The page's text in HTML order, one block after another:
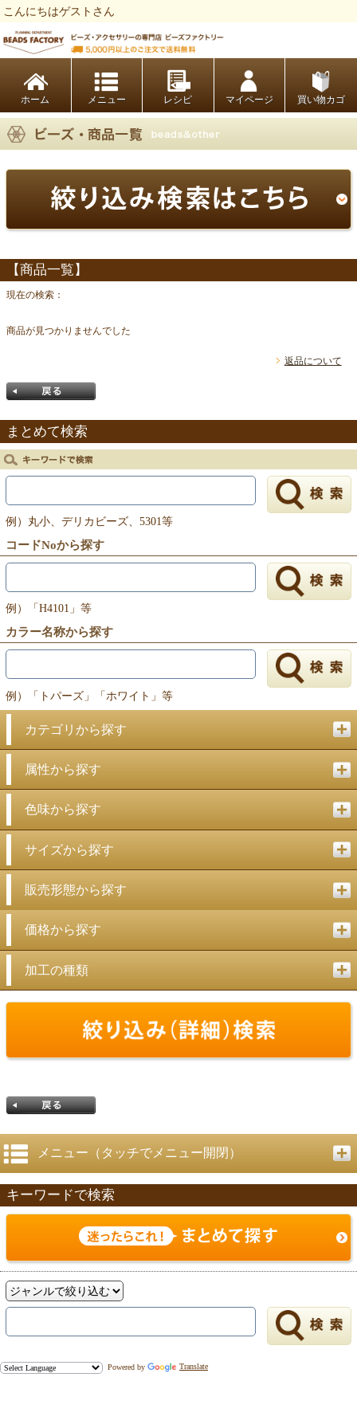
こんにちはゲストさん
ホーム レシピ マイページ 買い物カゴ
【商品一覧】
現在の検索：
商品が見つかりませんでした
返品について
戻る
まとめて検索
例）丸小、デリカビーズ、5301等
コードNoから探す
例）「H4101」等
カラー名称から探す
例）「トパーズ」「ホワイト」等
カテゴリから探す
属性から探す
色味から探す
サイズから探す
販売形態から探す
価格から探す
加工の種類
戻る
メニュー（タッチでメニュー開閉）
キーワードで検索
Powered by Translate